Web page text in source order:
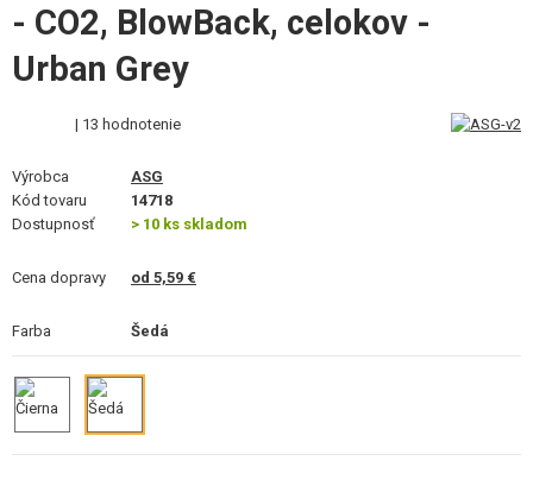
OUTDOOR A BUSHCRAFT
REKLAMNÉ PREDMETY
NOVÝ TOVAR
ZĽAVY, AKCIE
- CO2, BlowBack, celokov -
Urban Grey
| 13 hodnotenie
Výrobca
ASG
Kód tovaru
14718
Dostupnosť
> 10 ks skladom
Cena dopravy od 5,59 €
Farba Šedá